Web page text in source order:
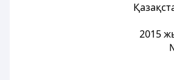
2015